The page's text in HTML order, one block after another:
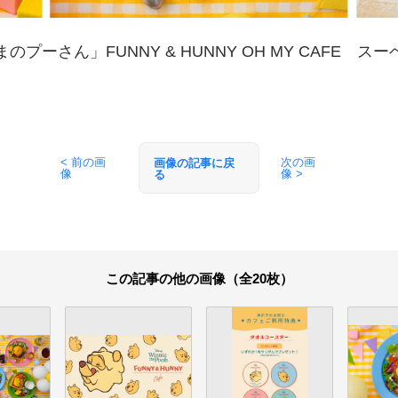
のプーさん」FUNNY & HUNNY OH MY CAFE スー
< 前の画
像
画像の記事に戻
る
次の画
像 >
この記事の他の画像（全20枚）